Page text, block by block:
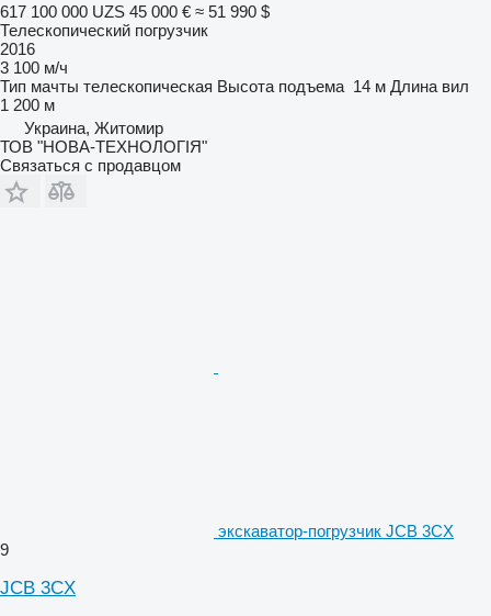
617 100 000 UZS 45 000 € ≈ 51 990 $
Телескопический погрузчик
2016
3 100 м/ч
Тип мачты телескопическая Высота подъема 14 м Длина вил
1 200 м
Украина, Житомир
ТОВ "НОВА-ТЕХНОЛОГІЯ"
Связаться с продавцом
экскаватор-погрузчик JCB 3CX
9
JCB 3CX